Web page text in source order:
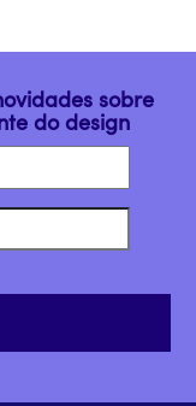
sobre
do design